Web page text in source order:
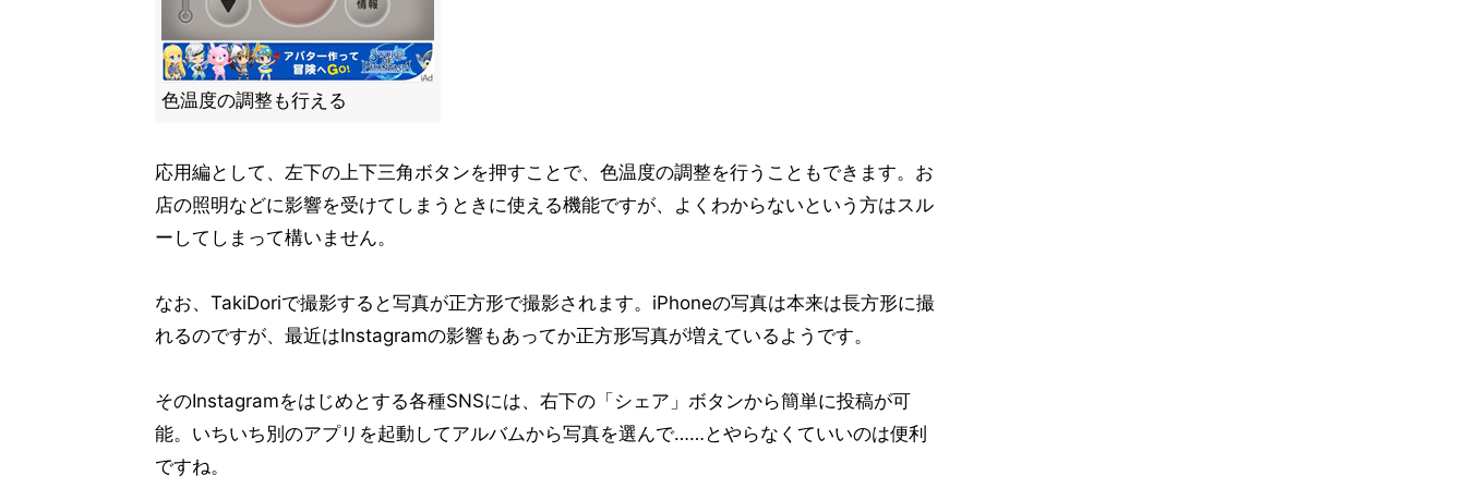
色温度の調整も行える
応用編として、左下の上下三角ボタンを押すことで、色温度の調整を行うこともできます。お
店の照明などに影響を受けてしまうときに使える機能ですが、よくわからないという方はスル
ーしてしまって構いません。
なお、TakiDoriで撮影すると写真が正方形で撮影されます。iPhoneの写真は本来は長方形に撮
れるのですが、最近はInstagramの影響もあってか正方形写真が増えているようです。
そのInstagramをはじめとする各種SNSには、右下の「シェア」ボタンから簡単に投稿が可
能。いちいち別のアプリを起動してアルバムから写真を選んで……とやらなくていいのは便利
ですね。